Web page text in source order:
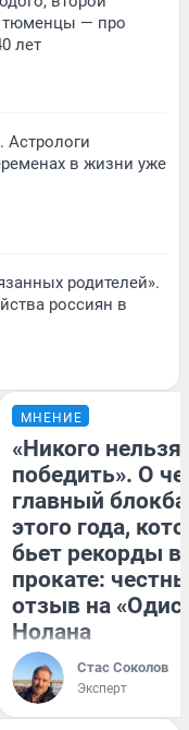
тюменцы — про
лет
Астрологи
в жизни уже
родителей».
россиян в
МНЕНИЕ
«Никого нельзя
победить». О
главный
этого года,
бьет рекорды в
прокате:
отзыв на
Нолана
Стас Соколов
Эксперт